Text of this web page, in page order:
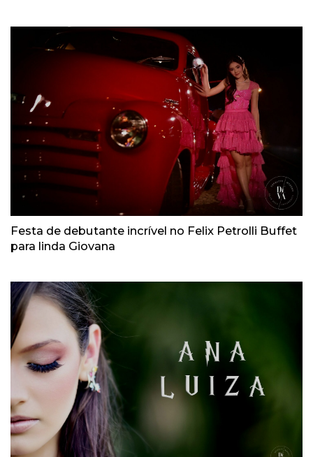
Festa de debutante incrível no Felix Petrolli Buffet
para linda Giovana